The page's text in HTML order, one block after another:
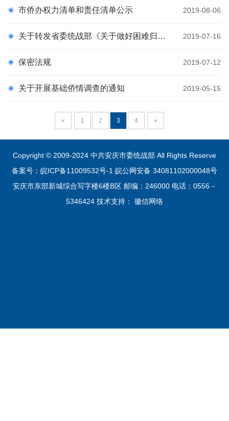
2019-08-06
市侨办权力清单和责任清单公示
2019-07-16
关于转发省委统战部《关于做好困难归侨侨眷和企业老归侨统计工作的通知》的 通 知
2019-07-12
保密法规
2019-05-15
关于开展基础侨情调查的通知
« 1 2 3 4 »
Copyright © 2009-2024 中共安庆市委统战部 All Rights Reserve
备案号：皖ICP备11009532号-1 皖公网安备 34081102000048号
安庆市东部新城综合写字楼6楼B区 邮编：246000 电话：0556－
5346424 技术支持： 徽信网络